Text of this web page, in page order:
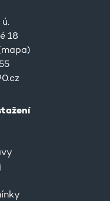
ú.
18
mapa)